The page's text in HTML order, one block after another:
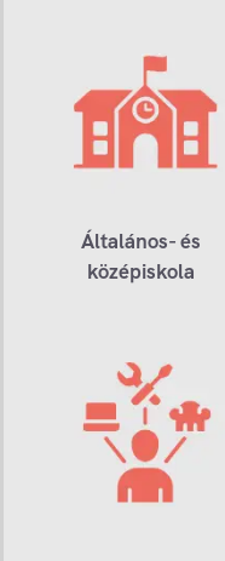
Általános- és
középiskola